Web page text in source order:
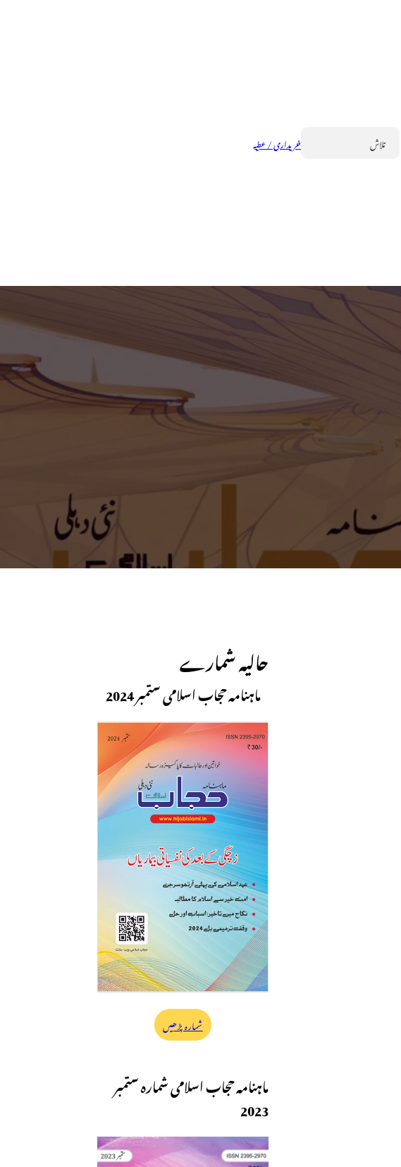
Search خریداری / عطیہ
حالیہ شمارے
ماہنامہ حجاب اسلامی ستمبر 2024
شمارہ پڑھیں
ماہنامہ حجاب اسلامی شمارہ ستمبر
2023